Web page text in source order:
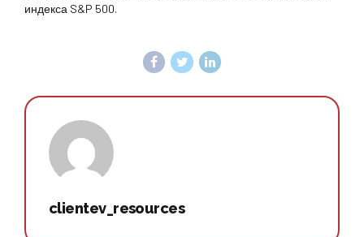
индекса S&P 500.
clientev_resources